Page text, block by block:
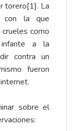
torero[1]. La
con la que
como
infante a la
contra un
fueron
sobre el